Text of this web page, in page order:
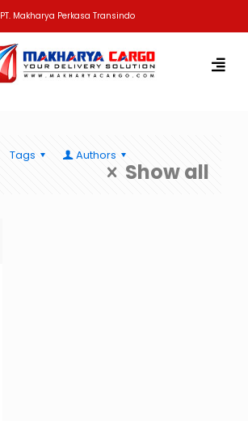
PT. Makharya Perkasa Transindo
Tags Authors
Show all